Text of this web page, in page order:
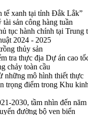
tế xanh tại tỉnh Đắk Lắk”
sản công hàng tuần
tục hành chính tại Trung
2024 - 2025
thủy sản
tra thực địa Dự án cao
chảy toàn cầu
những mô hình thiết thực
trọng điểm trong Khu
2030, tầm nhìn đến năm
đường bộ ven biển